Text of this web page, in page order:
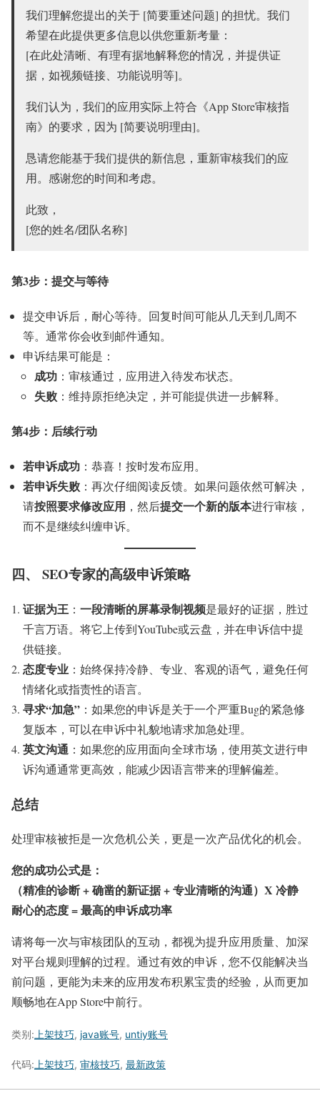
我们理解您提出的关于 [简要重述问题] 的担忧。我们
希望在此提供更多信息以供您重新考量：
[在此处清晰、有理有据地解释您的情况，并提供证
据，如视频链接、功能说明等]。
我们认为，我们的应用实际上符合《App Store审核指
南》的要求，因为 [简要说明理由]。
恳请您能基于我们提供的新信息，重新审核我们的应
用。感谢您的时间和考虑。
此致，
[您的姓名/团队名称]
第3步：提交与等待
提交申诉后，耐心等待。回复时间可能从几天到几周不
等。通常你会收到邮件通知。
申诉结果可能是：
成功 ：审核通过，应用进入待发布状态。
失败 ：维持原拒绝决定，并可能提供进一步解释。
第4步：后续行动
若申诉成功 ：恭喜！按时发布应用。
若申诉失败 ：再次仔细阅读反馈。如果问题依然可解决，
请按照要求修改应用 ，然后提交一个新的版本进行审核，
而不是继续纠缠申诉。
四、 SEO专家的高级申诉策略
证据为王 ： 一段清晰的屏幕录制视频是最好的证据，胜过
千言万语。将它上传到YouTube或云盘，并在申诉信中提
供链接。
态度专业 ：始终保持冷静、专业、客观的语气，避免任何
情绪化或指责性的语言。
寻求“加急” ：如果您的申诉是关于一个严重Bug的紧急修
复版本，可以在申诉中礼貌地请求加急处理。
英文沟通 ：如果您的应用面向全球市场，使用英文进行申
诉沟通通常更高效，能减少因语言带来的理解偏差。
总结
处理审核被拒是一次危机公关，更是一次产品优化的机会。
您的成功公式是：
（精准的诊断 + 确凿的新证据 + 专业清晰的沟通）X 冷静
耐心的态度 = 最高的申诉成功率
请将每一次与审核团队的互动，都视为提升应用质量、加深
对平台规则理解的过程。通过有效的申诉，您不仅能解决当
前问题，更能为未来的应用发布积累宝贵的经验，从而更加
顺畅地在App Store中前行。
类别: 上架技巧, java账号, untiy账号
代码: 上架技巧, 审核技巧, 最新政策